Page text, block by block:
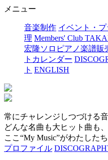
メニュー
音楽制作 イベント・
理 Members' Club
宏隆ソロピアノ楽譜販
トカレンダー
ト ENGLISH
常にチャレンジしつづける
どんな名曲も大ヒット曲も
ここ“My Music”がわたした
プロファイル